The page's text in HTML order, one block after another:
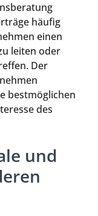
häufig
einen
leiten oder
Der
bestmöglichen
des
und